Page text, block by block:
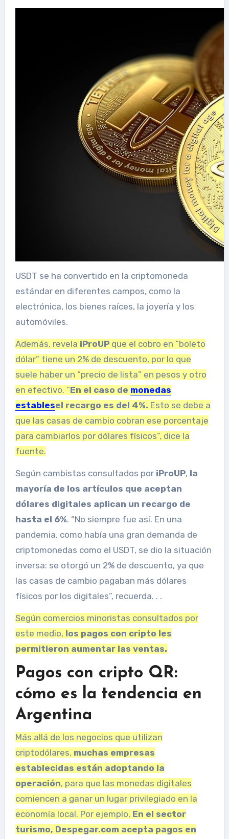
USDT se ha convertido en la criptomoneda
estándar en diferentes campos, como la
electrónica, los bienes raíces, la joyería y los
automóviles.
Además, revela iProUPque el cobro en “boleto
dólar” tiene un 2% de descuento, por lo que
suele haber un “precio de lista” en pesos y otro
en efectivo. “En el caso de monedas
establesel recargo es del 4%. Esto se debe a
que las casas de cambio cobran ese porcentaje
para cambiarlos por dólares físicos”, dice la
fuente.
Según cambistas consultados por iProUP, la
mayoría de los artículos que aceptan
dólares digitales aplican un recargo de
hasta el 6%. “No siempre fue así. En una
pandemia, como había una gran demanda de
criptomonedas como el USDT, se dio la situación
inversa: se otorgó un 2% de descuento, ya que
las casas de cambio pagaban más dólares
físicos por los digitales”, recuerda. . .
Según comercios minoristas consultados por
este medio, los pagos con cripto les
permitieron aumentar las ventas.
Pagos con cripto QR:
cómo es la tendencia en
Argentina
Más allá de los negocios que utilizan
criptodólares, muchas empresas
establecidas están adoptando la
operación, para que las monedas digitales
comiencen a ganar un lugar privilegiado en la
economía local. Por ejemplo, En el sector
turismo, Despegar.com acepta pagos en